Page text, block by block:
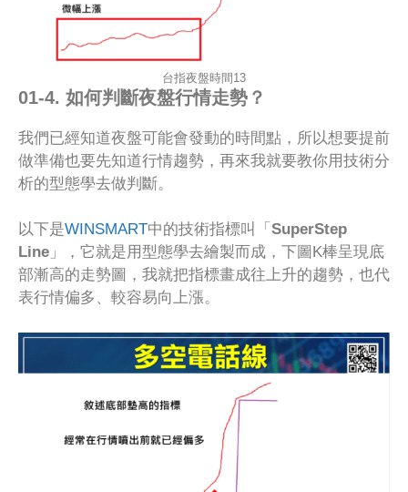
台指夜盤時間13
01-4. 如何判斷夜盤行情走勢？
我們已經知道夜盤可能會發動的時間點，所以想要提前
做準備也要先知道行情趨勢，再來我就要教你用技術分
析的型態學去做判斷。
以下是WINSMART中的技術指標叫「 SuperStep
Line 」，它就是用型態學去繪製而成，下圖K棒呈現底
部漸高的走勢圖，我就把指標畫成往上升的趨勢，也代
表行情偏多、較容易向上漲。